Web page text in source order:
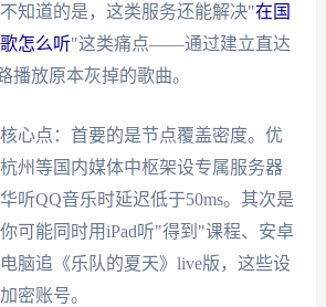
知道的是，这类服务还能解决"在国
怎么听"这类痛点——通过建立直达
播放原本灰掉的歌曲。
心点：首要的是节点覆盖密度。优
州等国内媒体中枢架设专属服务器
听QQ音乐时延迟低于50ms。其次是
可能同时用iPad听"得到"课程、安卓
脑追《乐队的夏天》live版，这些设
密账号。